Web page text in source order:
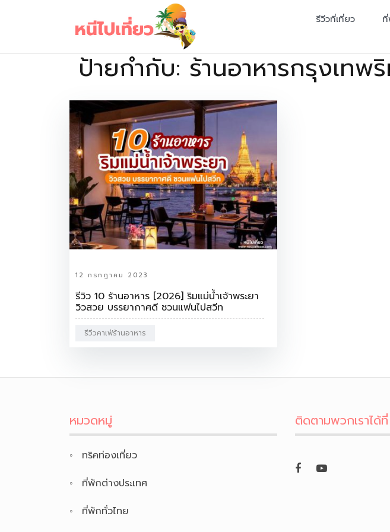
เว็บไซต์รวบรวมที่พัก ที่เที่ยว ที่กิน ไว้ในที่เดียว
รีวีวที่เที่ยว
ป้ายกำกับ: ร้านอาหารกรุงเทพ
12 กรกฎาคม 2023
รีวิว 10 ร้านอาหาร [2026] ริมแม่น้ำเจ้าพระยา
วิวสวย บรรยากาศดี ชวนแฟนไปสวีท
รีวีวคาเฟ่ร้านอาหาร
หมวดหมู่
ทริคท่องเที่ยว
ที่พักต่างประเทศ
ที่พักทั่วไทย
ติดตามพวกเราได้ที่